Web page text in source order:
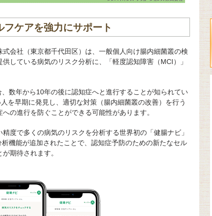
ケアを強力にサポート
会社（東京都千代田区）は、一般個人向け腸内細菌叢の検
している病気のリスク分析に、「軽度認知障害（MCI）」
数年から10年の後に認知症へと進行することが知られてい
を早期に発見し、適切な対策（腸内細菌叢の改善）を行う
の進行を防ぐことができる可能性があります。
度で多くの病気のリスクを分析する世界初の「健腸ナビ」
機能が追加されたことで、認知症予防のための新たなセル
期待されます。